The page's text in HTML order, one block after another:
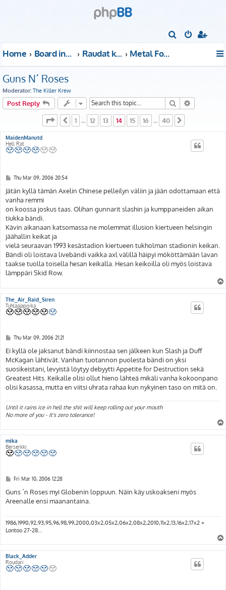
h
Home Board index Raudat kattoon! Metal For Muthas
Guns N´ Roses
Moderator: The Killer Krew
Post Reply Search
Page 14 40
Previous
1 12 13 14 15 16 40
MaidenManutd
Hell Rat
P
s
t
Thu Mar 09, 2006 20:54
Jätän kyllä tämän Axelin Chinese pelleilyn väliin ja jään odottamaan että
vanha remmi
on koossa joskus taas. Olihan gunnarit slashin ja kumppaneiden aikan
tiukka bändi.
Kävin aikanaan katsomassa ne molemmat illusion kiertueen helsingin
jäähallin keikat ja
vielä seuraavan 1993 kesästadion kiertueen tukholman stadionin keikan.
Bändi oli loistava livebändi vaikka axl välillä häipyi mököttämään lavan
taakse tuolla toisella hesan keikalla. Hesan keikoilla oli myös loistava
lämppäri Skid Row.
The_Air_Raid_Siren
Tuhlaajapoika
P
s
t
Thu Mar 09, 2006 21:21
Ei kyllä ole jaksanut bändi kiinnostaa sen jälkeen kun Slash ja Duff
McKagan lähtivät. Vanhan tuotannon puolesta bändi on yksi
suosikeistani, levyistä löytyy debyytti Appetite for Destruction sekä
Greatest Hits. Keikalle olisi ollut hieno lähteä mikäli vanha kokoonpano
olisi kasassa, mutta en viitsi uhrata rahaa kun nykyinen taso on mitä on.
Until it rains ice in hell the shit will keep rolling out your mouth
No more of you - It's zero tolerance!
mika
Berserkki
P
s
t
Fri Mar 10, 2006 12:28
Guns ´n Roses myi Globenin loppuun. Näin käy uskoakseni myös
Areenalle ensi maanantaina.
1986,1990,92,93,95,96,98,99,2000,03x2,05x2,06x2,08x2,2010,11x2,13,16x2,17x2 +
Lontoo 27-28...
Black_Adder
Roudari